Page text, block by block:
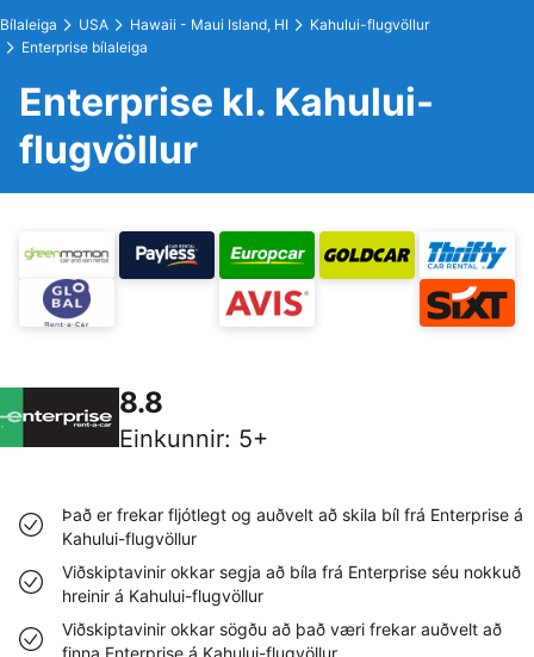
Bílaleiga USA Hawaii - Maui Island, HI
Kahului-flugvöllur
Enterprise bílaleiga
Enterprise kl. Kahului-
flugvöllur
8.8
Einkunnir: 5+
Það er frekar fljótlegt og auðvelt að skila bíl frá Enterprise á
Kahului-flugvöllur
Viðskiptavinir okkar segja að bíla frá Enterprise séu nokkuð
hreinir á Kahului-flugvöllur
Viðskiptavinir okkar sögðu að það væri frekar auðvelt að
finna Enterprise á Kahului-flugvöllur